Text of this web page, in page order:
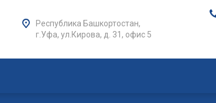
Республика Башкортостан,
г.Уфа, ул.Кирова, д. 31, офис 5